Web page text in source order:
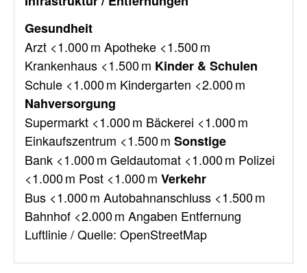
Gesundheit
Arzt <1.000 m Apotheke <1.500 m
Krankenhaus <1.500 m Kinder & Schulen
Schule <1.000 m Kindergarten <2.000 m
Nahversorgung
Supermarkt <1.000 m Bäckerei <1.000 m
Einkaufszentrum <1.500 m Sonstige
Bank <1.000 m Geldautomat <1.000 m Polizei
<1.000 m Post <1.000 m Verkehr
Bus <1.000 m Autobahnanschluss <1.500 m
Bahnhof <2.000 m Angaben Entfernung
Luftlinie / Quelle: OpenStreetMap